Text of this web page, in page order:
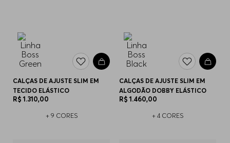
CALÇAS DE AJUSTE SLIM EM
TECIDO ELÁSTICO
R$ 1.310,00
+ 9 CORES
CALÇAS DE AJUSTE SLIM EM
ALGODÃO DOBBY ELÁSTICO
R$ 1.460,00
+ 4 CORES